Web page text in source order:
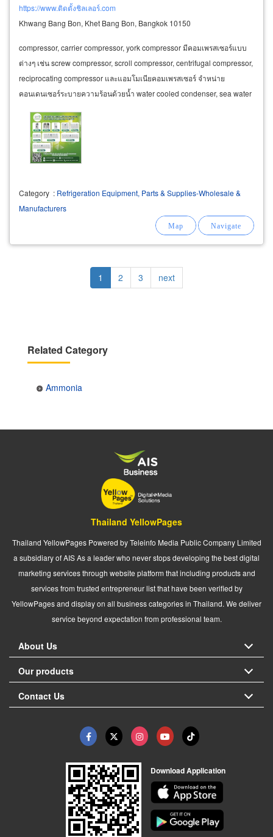
https://www.ติดตั้งชิลเลอร์.com
Khwang Bang Bon, Khet Bang Bon, Bangkok 10150
compressor, carrier compressor, york compressor มีคอมเพรสเซอร์แบบ
ต่างๆ เช่น screw compressor, scroll compressor, centrifugal compressor,
reciprocating compressor และแอมโมเนียคอมเพรสเซอร์ จำหน่าย
คอนเดนเซอร์ระบายความร้อนด้วยน้ำ water cooled condenser, sea water
Category : Refrigeration Equipment, Parts & Supplies-Wholesale &
Manufacturers
Current
page
1 Page
2 Page
3
Next
page
next
Related Category
Ammonia
Thailand YellowPages
Thailand YellowPages Powered by Teleinfo Media Public Company Limited
a subsidiary of AIS As a leader who never stops developing the best digital
marketing services through website platform that including products and
services from trusted entrepreneur list that have been verified by
YellowPages and display on all business categories in Thailand. We deliver
service beyond expectation from professional team.
About Us
Our products
Contact Us
Download Application